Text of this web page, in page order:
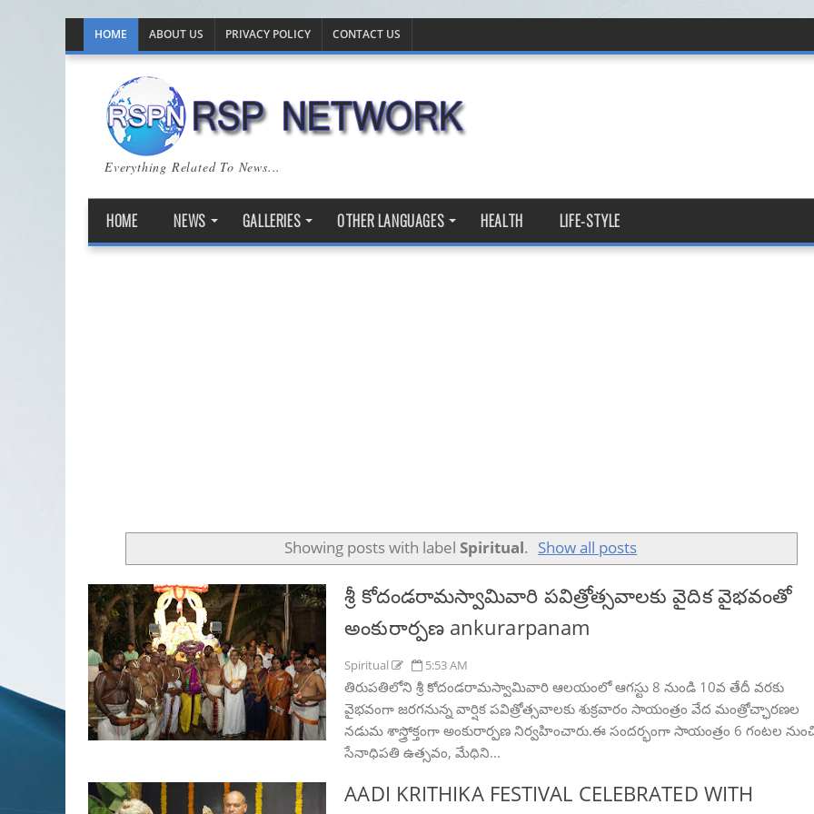
HOME ABOUT US PRIVACY POLICY CONTACT US
Everything Related To News...
HOME NEWS GALLERIES OTHER LANGUAGES HEALTH LIFE-STYLE
Showing posts with label Spiritual. Show all posts
శ్రీ కోదండరామస్వామివారి పవిత్రోత్సవాలకు వైదిక వైభవంతో
అంకురార్పణ ankurarpanam
Spiritual 5:53 AM
తిరుపతిలోని శ్రీ కోదండరామస్వామివారి ఆలయంలో ఆగస్టు 8 నుండి 10వ తేదీ వరకు
వైభవంగా జరగనున్న వార్షిక పవిత్రోత్సవాలకు శుక్రవారం సాయంత్రం వేద మంత్రోచ్ఛారణల
నడుమ శాస్త్రోక్తంగా అంకురార్పణ నిర్వహించారు.ఈ సందర్భంగా సాయంత్రం 6 గంటల
సేనాధిపతి ఉత్సవం, మేధిని...
AADI KRITHIKA FESTIVAL CELEBRATED WITH